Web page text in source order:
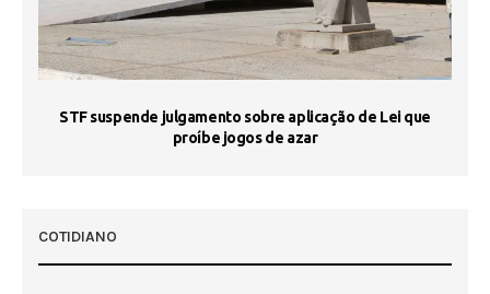
STF suspende julgamento sobre aplicação de Lei que
proíbe jogos de azar
COTIDIANO